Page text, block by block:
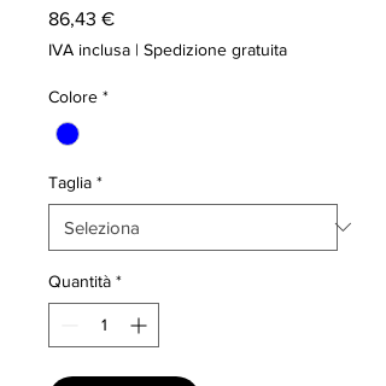
86,43 €Prezzo
IVA inclusa | Spedizione gratuita
Colore *
Taglia *
Quantità *